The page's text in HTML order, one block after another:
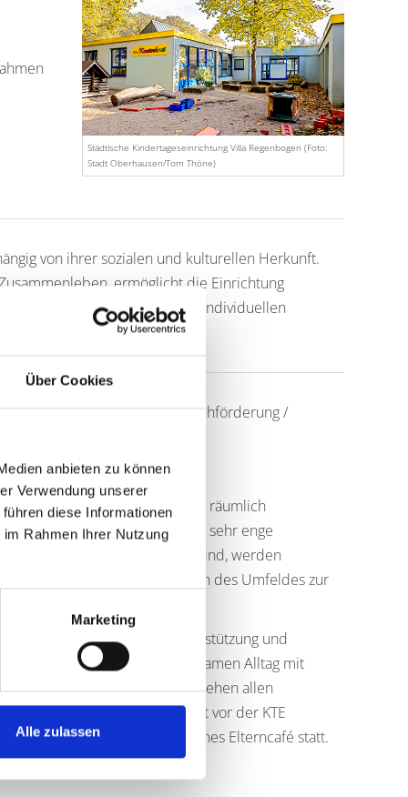
Über Cookies
anbieten zu können
Verwendung unserer
diese Informationen
Rahmen Ihrer Nutzung
Marketing
Alle zulassen
Städtische Kindertageseinrichtung Villa Regenbogen (Foto:
Stadt Oberhausen/Tom Thöne)
von ihrer sozialen und kulturellen Herkunft.
ermöglicht die Einrichtung
Partner und die individuellen
alltagsintegrierte Sprachförderung /
Familienberatung
nebeneinander und sind räumlich
einem Dach“ ergibt sich eine sehr enge
sind, werden
allen interessierten Familien des Umfeldes zur
erweiterte Unterstützung und
für den gemeinsamen Alltag mit
des Familienzentrums stehen allen
zur Verfügung, dies ist vor der KTE
findet regelmäßig ein offenes Elterncafé statt.